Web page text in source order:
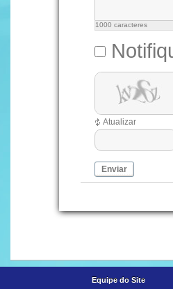
1000 caracteres
Atualizar
Enviar
Equipe do Site